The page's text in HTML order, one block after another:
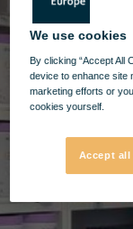
We use cookies
By clicking “Accept All
device to enhance site
marketing efforts or
cookies yourself.
Accept all